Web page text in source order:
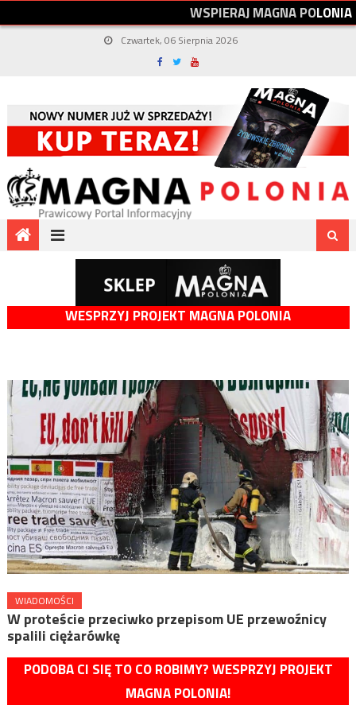
WSPIERAJMAGNAPOLONIA
Czwartek, 06 Sierpnia 2026
WESPRZYJ PROJEKT MAGNA POLONIA
WIADOMOŚCI
W proteście przeciwko przepisom UE przewoźnicy
spalili ciężarówkę
PODOBA CI SIĘ TO CO ROBIMY? WESPRZYJ PROJEKT
MAGNA POLONIA!